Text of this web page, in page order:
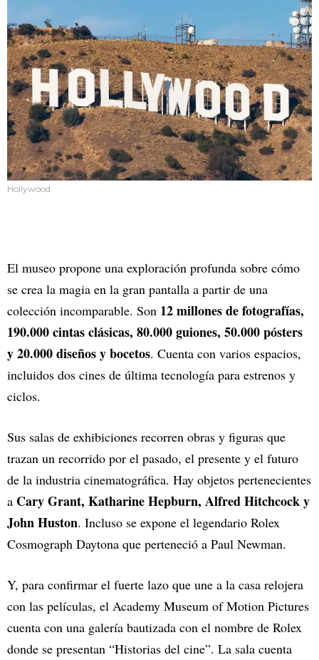
Hollywood
El museo propone una exploración profunda sobre cómo
se crea la magia en la gran pantalla a partir de una
colección incomparable. Son 12 millones de fotografías,
190.000 cintas clásicas, 80.000 guiones, 50.000 pósters
y 20.000 diseños y bocetos. Cuenta con varios espacios,
incluidos dos cines de última tecnología para estrenos y
ciclos.
Sus salas de exhibiciones recorren obras y figuras que
trazan un recorrido por el pasado, el presente y el futuro
de la industria cinematográfica. Hay objetos pertenecientes
a Cary Grant, Katharine Hepburn, Alfred Hitchcock y
John Huston. Incluso se expone el legendario Rolex
Cosmograph Daytona que perteneció a Paul Newman.
Y, para confirmar el fuerte lazo que une a la casa relojera
con las películas, el Academy Museum of Motion Pictures
cuenta con una galería bautizada con el nombre de Rolex
donde se presentan “Historias del cine”. La sala cuenta